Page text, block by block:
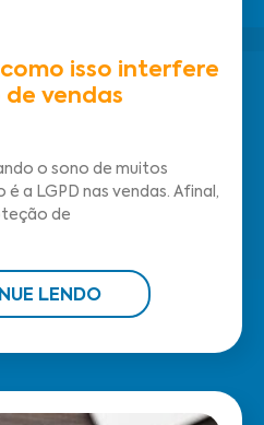
como isso interfere
de vendas
o sono de muitos
a LGPD nas vendas. Afinal,
de
LENDO